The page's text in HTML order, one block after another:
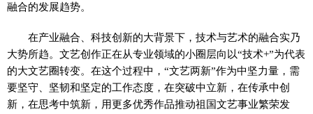
融合的发展趋势。
在产业融合、科技创新的大背景下，技术与艺术的融合实乃
大势所趋。文艺创作正在从专业领域的小圈层向以“技术+”为代表
的大文艺圈转变。在这个过程中，“文艺两新”作为中坚力量，需
要坚守、坚韧和坚定的工作态度，在突破中立新，在传承中创
新，在思考中筑新，用更多优秀作品推动祖国文艺事业繁荣发